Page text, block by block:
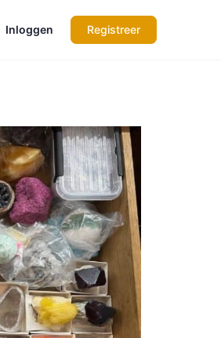
Inloggen Registreer